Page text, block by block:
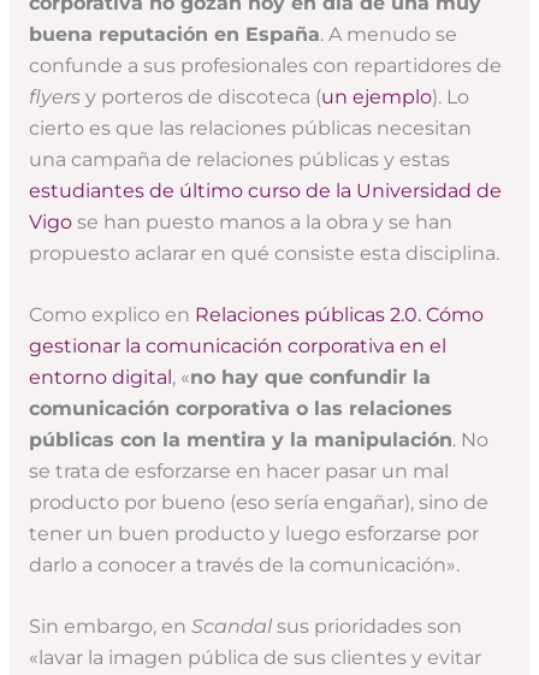
buena reputación en España. A menudo se
confunde a sus profesionales con repartidores de
flyersy porteros de discoteca (un ejemplo). Lo
cierto es que las relaciones públicas necesitan
una campaña de relaciones públicas y estas
estudiantes de último curso de la Universidad de
Vigose han puesto manos a la obra y se han
propuesto aclarar en qué consiste esta disciplina.
Como explico en Relaciones públicas 2.0. Cómo
gestionar la comunicación corporativa en el
entorno digital , «no hay que confundir la
comunicación corporativa o las relaciones
públicas con la mentira y la manipulación. No
se trata de esforzarse en hacer pasar un mal
producto por bueno (eso sería engañar), sino de
tener un buen producto y luego esforzarse por
darlo a conocer a través de la comunicación».
Sin embargo, en Scandal sus prioridades son
«lavar la imagen pública de sus clientes y evitar